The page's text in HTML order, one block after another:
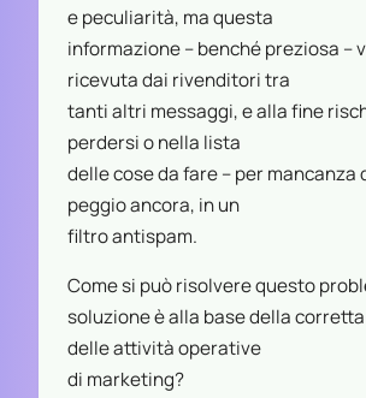
e peculiarità, ma questa
informazione – benché preziosa –
ricevuta dai rivenditori tra
tanti altri messaggi, e alla fine
perdersi o nella lista
delle cose da fare – per mancanza
peggio ancora, in un
filtro antispam.
Come si può risolvere questo
soluzione è alla base della
delle attività operative
di marketing?